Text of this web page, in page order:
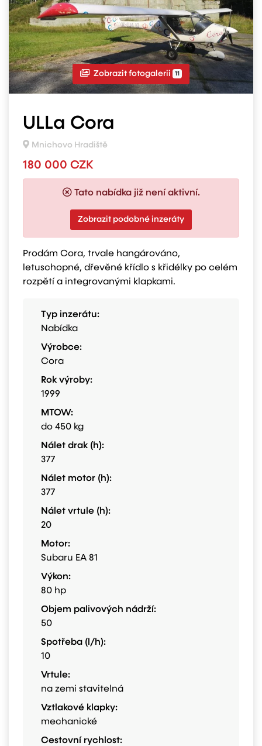
Zobrazit fotogalerii 11
ULLa Cora
Mnichovo Hradiště
180 000 CZK
Tato nabídka již není aktivní.
Zobrazit podobné inzeráty
Prodám Cora, trvale hangárováno,
letuschopné, dřevěné křídlo s křidélky po celém
rozpětí a integrovanými klapkami.
Typ inzerátu:
Nabídka
Výrobce:
Cora
Rok výroby:
1999
MTOW:
do 450 kg
Nálet drak (h):
377
Nálet motor (h):
377
Nálet vrtule (h):
20
Motor:
Subaru EA 81
Výkon:
80 hp
Objem palivových nádrží:
50
Spotřeba (l/h):
10
Vrtule:
na zemi stavitelná
Vztlakové klapky:
mechanické
Cestovní rychlost: